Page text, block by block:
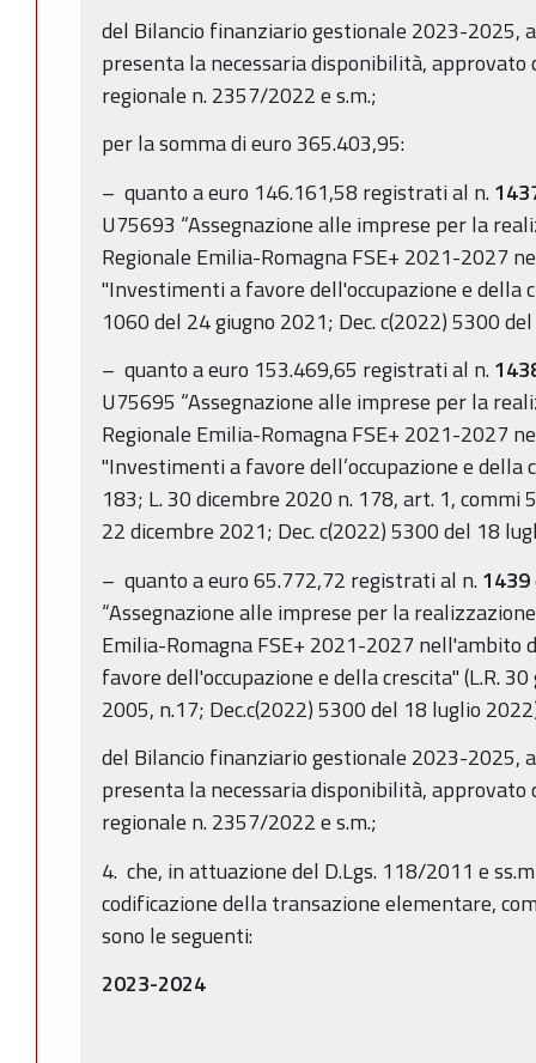
del Bilancio finanziario gestionale 2023-2025,
presenta la necessaria disponibilità, approvato
regionale n. 2357/2022 e s.m.;
per la somma di euro 365.403,95:
– quanto a euro 146.161,58 registrati al n.
U75693 “Assegnazione alle imprese per la
Regionale Emilia-Romagna FSE+ 2021-2027
"Investimenti a favore dell'occupazione e della
1060 del 24 giugno 2021; Dec. c(2022) 5300
– quanto a euro 153.469,65 registrati al n.
U75695 “Assegnazione alle imprese per la
Regionale Emilia-Romagna FSE+ 2021-2027
"Investimenti a favore dell’occupazione e della
183; L. 30 dicembre 2020 n. 178, art. 1,
22 dicembre 2021; Dec. c(2022) 5300 del 18
– quanto a euro 65.772,72 registrati al n.1439
“Assegnazione alle imprese per la
Emilia-Romagna FSE+ 2021-2027
favore dell'occupazione e della crescita" (L.R.
2005, n.17; Dec.c(2022) 5300 del 18 luglio
del Bilancio finanziario gestionale 2023-2025,
presenta la necessaria disponibilità, approvato
regionale n. 2357/2022 e s.m.;
4. che, in attuazione del D.Lgs. 118/2011 e
codificazione della transazione elementare,
sono le seguenti:
2023-2024